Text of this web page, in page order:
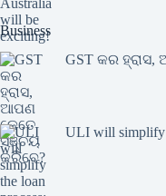
Business
GST କର
ULI will simplify